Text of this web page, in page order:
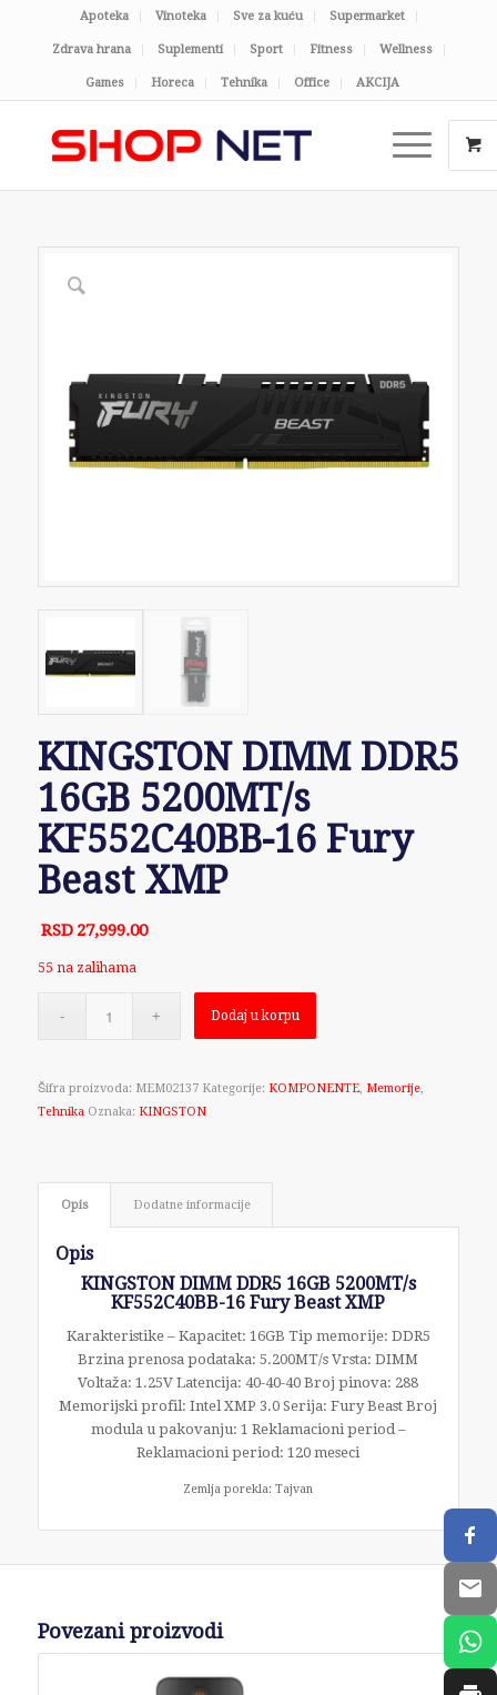
Apoteka Vinoteka Sve za kuću Supermarket
Zdrava hrana Suplementi Sport Fitness Wellness
Games Horeca Tehnika Office AKCIJA
KINGSTON DIMM DDR5
16GB 5200MT/s
KF552C40BB-16 Fury
Beast XMP
RSD 27,999.00
55 na zalihama
Dodaj u korpu
Šifra proizvoda: MEM02137 Kategorije: KOMPONENTE, Memorije,
Tehnika Oznaka: KINGSTON
Opis Dodatne informacije
Opis
KINGSTON DIMM DDR5 16GB 5200MT/s
KF552C40BB-16 Fury Beast XMP
Karakteristike – Kapacitet: 16GB Tip memorije: DDR5
Brzina prenosa podataka: 5.200MT/s Vrsta: DIMM
Voltaža: 1.25V Latencija: 40-40-40 Broj pinova: 288
Memorijski profil: Intel XMP 3.0 Serija: Fury Beast Broj
modula u pakovanju: 1 Reklamacioni period –
Reklamacioni period: 120 meseci
Zemlja porekla: Tajvan
Povezani proizvodi